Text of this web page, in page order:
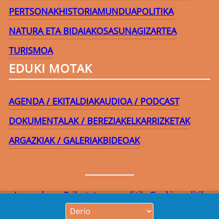
PERTSONAKHISTORIAMUNDUAPOLITIKA
NATURA ETA BIDAIAKOSASUNAGIZARTEA
TURISMOA
EDUKI MOTAK
AGENDA / EKITALDIAKAUDIOA / PODCAST
DOKUMENTALAK / BEREZIAKELKARRIZKETAK
ARGAZKIAK / GALERIAKBIDEOAK
Lege-oharraPribatutasun-politikaCookie politika